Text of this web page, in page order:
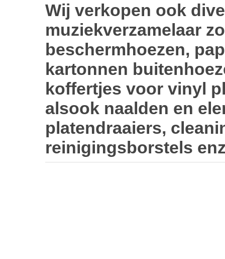
Wij verkopen ook
muziekverzamelaar
beschermhoezen,
kartonnen
koffertjes voor vinyl
alsook naalden en
platendraaiers,
reinigingsborstels